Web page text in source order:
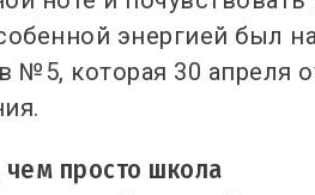
энергией был
№5, которая 30 апреля
просто школа